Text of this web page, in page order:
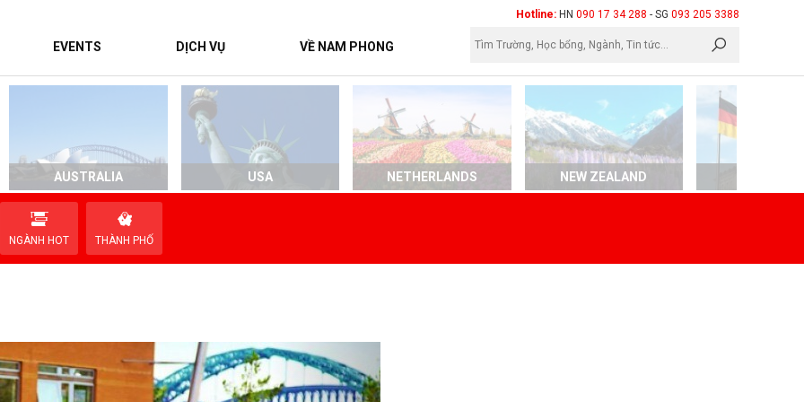
Hotline: HN 090 17 34 288 - SG 093 205 3388
EVENTS DỊCH VỤ VỀ NAM PHONG
AUSTRALIA USA NETHERLANDS NEW ZEALAND
NGÀNH HOT THÀNH PHỐ